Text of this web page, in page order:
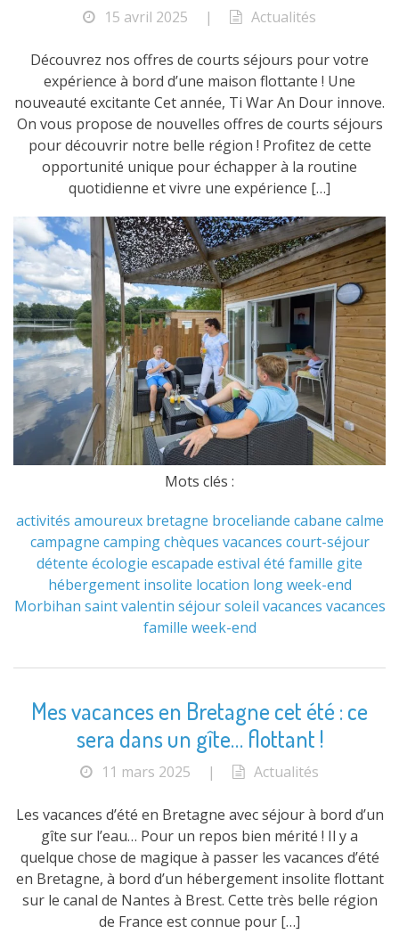
15 avril 2025 | Actualités
Découvrez nos offres de courts séjours pour votre
expérience à bord d’une maison flottante ! Une
nouveauté excitante Cet année, Ti War An Dour innove.
On vous propose de nouvelles offres de courts séjours
pour découvrir notre belle région ! Profitez de cette
opportunité unique pour échapper à la routine
quotidienne et vivre une expérience […]
Mots clés :
activités amoureux bretagne broceliande cabane calme
campagne camping chèques vacances court-séjour
détente écologie escapade estival été famille gite
hébergement insolite location long week-end
Morbihan saint valentin séjour soleil vacances vacances
famille week-end
Mes vacances en Bretagne cet été : ce
sera dans un gîte… flottant !
11 mars 2025 | Actualités
Les vacances d’été en Bretagne avec séjour à bord d’un
gîte sur l’eau… Pour un repos bien mérité ! Il y a
quelque chose de magique à passer les vacances d’été
en Bretagne, à bord d’un hébergement insolite flottant
sur le canal de Nantes à Brest. Cette très belle région
de France est connue pour […]